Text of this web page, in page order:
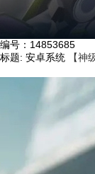
编号： 14853685
标题: 安卓系统 【